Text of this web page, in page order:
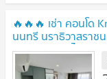
🔥🔥🔥 เช่า คอนโด
นนทรี นราธิวาสราช
02954 ✅ ทักไลน์
✅ 🔥🔥🔥